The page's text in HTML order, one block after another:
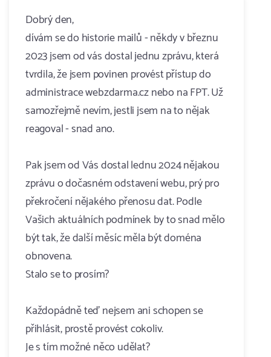
Dobrý den,
dívám se do historie mailů - někdy v březnu
2023 jsem od vás dostal jednu zprávu, která
tvrdila, že jsem povinen provést přístup do
administrace webzdarma.cz nebo na FPT. Už
samozřejmě nevím, jestli jsem na to nějak
reagoval - snad ano.
Pak jsem od Vás dostal lednu 2024 nějakou
zprávu o dočasném odstavení webu, prý pro
překročení nějakého přenosu dat. Podle
Vašich aktuálních podmínek by to snad mělo
být tak, že další měsíc měla být doména
obnovena.
Stalo se to prosím?
Každopádně teď nejsem ani schopen se
přihlásit, prostě provést cokoliv.
Je s tím možné něco udělat?